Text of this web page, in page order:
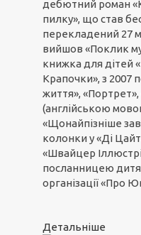
дебютний роман
пилку», що став
перекладений 27
вийшов «Поклик
книжка для дітей
Крапочки», з 2007
життя»,
(англійською
«Щонайпізніше
колонки у «Ді
«Швайцер
посланницею
організації «Про
Детальніше